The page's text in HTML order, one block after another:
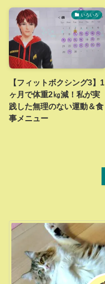
いろいろ
【フィットボクシング3】1
ヶ月で体重2㎏減！私が実
践した無理のない運動＆食
事メニュー